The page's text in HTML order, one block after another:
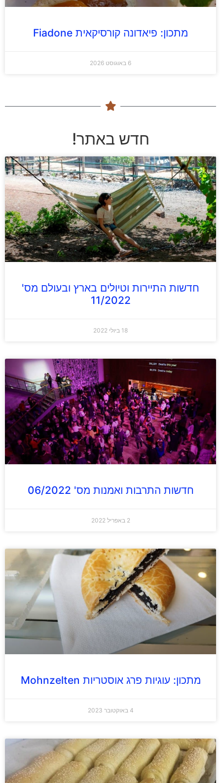
מתכון: פיאדונה קורסיקאית Fiadone
6 באוגוסט 2026
חדש באתר!
חדשות התיירות וטיולים בארץ ובעולם מס'
11/2022
18 ביולי 2022
חדשות התרבות ואמנות מס' 06/2022
2 באפריל 2022
מתכון: עוגיות פרג אוסטריות Mohnzelten
4 באוקטובר 2023